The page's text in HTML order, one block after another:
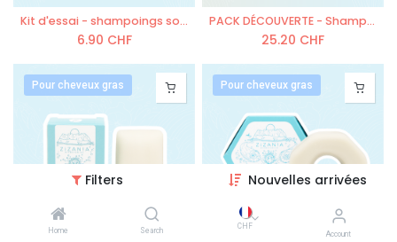
Filters Nouvelles arrivées
Home Search
CHF
Account
Kit d'essai - shampoings solides formats voyages - 1x Hydraboost, 1x Pure Hair Day
6.90 CHF
PACK DÉCOUVERTE - Shampoings solides: 1x Hydraboost, 1x Pure Hair Day
25.20 CHF
Pour cheveux gras Pour cheveux gras